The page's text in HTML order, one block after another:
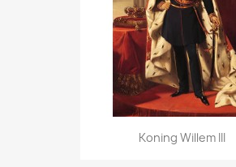
Koning Willem III